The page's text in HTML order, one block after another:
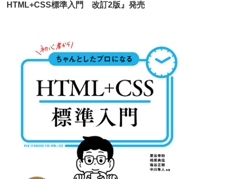
HTML+CSS標準入門 改訂2版』発売